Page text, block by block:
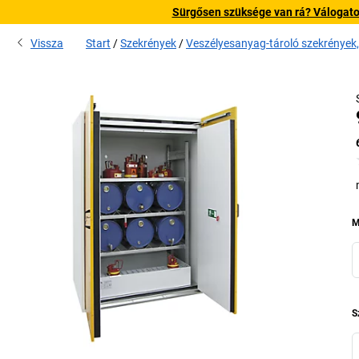
Sürgősen szüksége van rá?
Vissza Start Szekrények Veszélyesanyag-tároló